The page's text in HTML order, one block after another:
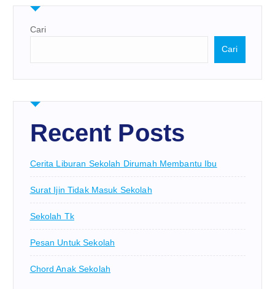
Cari
Cari
Recent Posts
Cerita Liburan Sekolah Dirumah Membantu Ibu
Surat Ijin Tidak Masuk Sekolah
Sekolah Tk
Pesan Untuk Sekolah
Chord Anak Sekolah